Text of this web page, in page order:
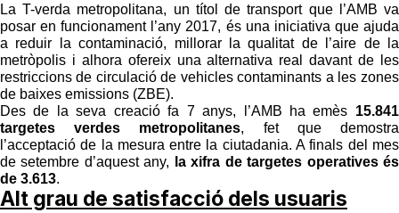
La T-verda metropolitana, un títol de transport que l’AMB va
posar en funcionament l’any 2017, és una iniciativa que ajuda
a reduir la contaminació, millorar la qualitat de l’aire de la
metròpolis i alhora ofereix una alternativa real davant de les
restriccions de circulació de vehicles contaminants a les zones
de baixes emissions (ZBE).
Des de la seva creació fa 7 anys, l’AMB ha emès 15.841
targetes verdes metropolitanes, fet que demostra
l’acceptació de la mesura entre la ciutadania. A finals del mes
de setembre d’aquest any,
la xifra de targetes operatives és
de 3.613.
Alt grau de satisfacció dels usuaris